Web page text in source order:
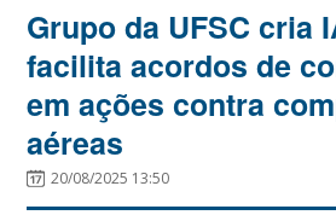
Grupo da UFSC cria
facilita acordos de
em ações contra
aéreas
20/08/2025 13:50